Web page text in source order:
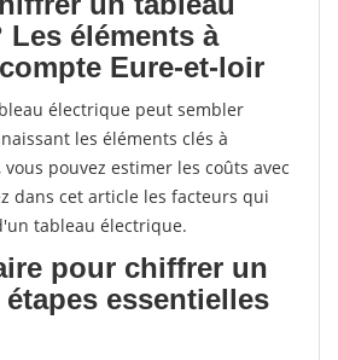
Les éléments à
Eure-et-loir
électrique peut sembler
les éléments clés à
pouvez estimer les coûts avec
dans cet article les facteurs qui
tableau électrique.
pour chiffrer un
essentielles